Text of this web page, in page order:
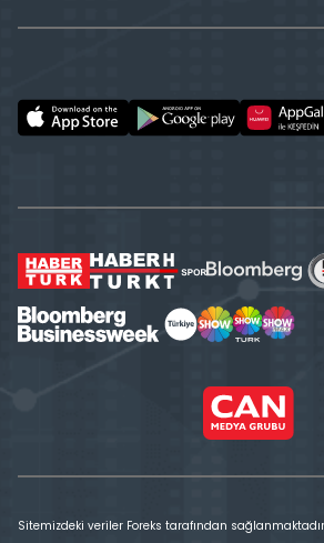
Sitemizdeki veriler Foreks tarafından sağlanmaktadır.